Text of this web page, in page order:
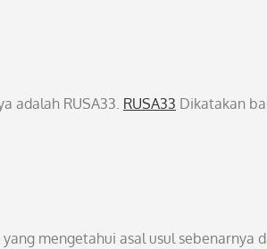
adalah RUSA33. RUSA33 Dikatakan
mengetahui asal usul sebenarnya